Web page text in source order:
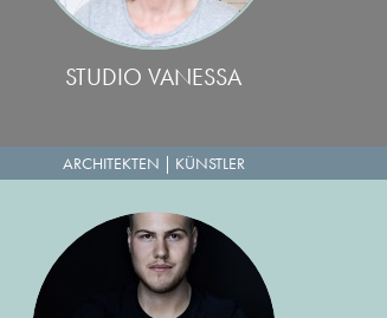
STUDIO VANESSA
ARCHITEKTEN | KÜNSTLER